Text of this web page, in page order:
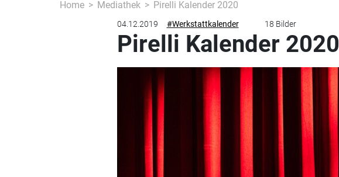
Home Mediathek Pirelli Kalender 2020
04.12.2019 #Werkstattkalender 18 Bilder
Pirelli Kalender 2020